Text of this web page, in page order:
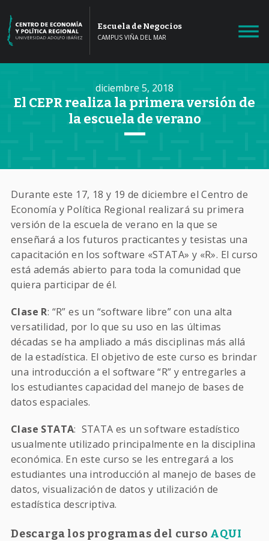
Escuela de Negocios
CAMPUS VIÑA DEL MAR
diciembre 5, 2018
El CEPR realiza la primera versión de
la escuela de verano
Durante este 17, 18 y 19 de diciembre el Centro de
Economía y Política Regional realizará su primera
versión de la escuela de verano en la que se
enseñará a los futuros practicantes y tesistas una
capacitación en los software «STATA» y «R». El curso
está además abierto para toda la comunidad que
quiera participar de él.
Clase R: “R” es un “software libre” con una alta
versatilidad, por lo que su uso en las últimas
décadas se ha ampliado a más disciplinas más allá
de la estadística. El objetivo de este curso es brindar
una introducción a el software “R” y entregarles a
los estudiantes capacidad del manejo de bases de
datos espaciales.
Clase STATA: STATA es un software estadístico
usualmente utilizado principalmente en la disciplina
económica. En este curso se les entregará a los
estudiantes una introducción al manejo de bases de
datos, visualización de datos y utilización de
estadística descriptiva.
Descarga los programas del curso AQUI